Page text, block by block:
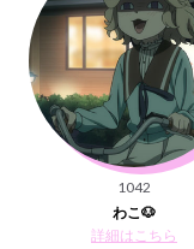
1042
わこ🐶
詳細はこちら